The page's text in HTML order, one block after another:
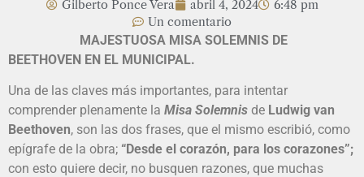
Gilberto Ponce Vera abril 4, 2024
6:48 pm
Un comentario
MAJESTUOSA MISA SOLEMNIS DE
BEETHOVEN EN EL MUNICIPAL.
Una de las claves más importantes, para intentar
comprender plenamente la Misa Solemnis de Ludwig van
Beethoven, son las dos frases, que el mismo escribió, como
epígrafe de la obra; “Desde el corazón, para los corazones”;
con esto quiere decir, no busquen razones, que muchas